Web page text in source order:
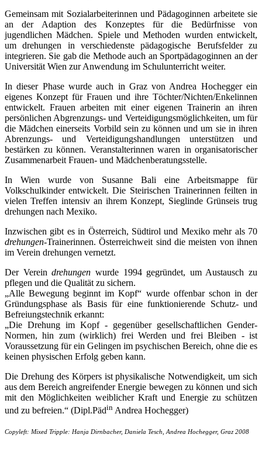
Gemeinsam mit Sozialarbeiterinnen und Pädagoginnen arbeitete sie
an der Adaption des Konzeptes für die Bedürfnisse von
jugendlichen Mädchen. Spiele und Methoden wurden entwickelt,
um drehungen in verschiedenste pädagogische Berufsfelder zu
integrieren. Sie gab die Methode auch an Sportpädagoginnen an der
Universität Wien zur Anwendung im Schulunterricht weiter.
In dieser Phase wurde auch in Graz von Andrea Hochegger ein
eigenes Konzept für Frauen und ihre Töchter/Nichten/Enkelinnen
entwickelt. Frauen arbeiten mit einer eigenen Trainerin an ihren
persönlichen Abgrenzungs- und Verteidigungsmöglichkeiten, um für
die Mädchen einerseits Vorbild sein zu können und um sie in ihren
Abrenzungs- und Verteidigungshandlungen unterstützen und
bestärken zu können. Veranstalterinnen waren in organisatorischer
Zusammenarbeit Frauen- und Mädchenberatungsstelle.
In Wien wurde von Susanne Bali eine Arbeitsmappe für
Volkschulkinder entwickelt. Die Steirischen Trainerinnen feilten in
vielen Treffen intensiv an ihrem Konzept, Sieglinde Grünseis trug
drehungen nach Mexiko.
Inzwischen gibt es in Österreich, Südtirol und Mexiko mehr als 70
drehungen-Trainerinnen. Österreichweit sind die meisten von ihnen
im Verein drehungen vernetzt.
Der Vereindrehungen wurde 1994 gegründet, um Austausch zu
pflegen und die Qualität zu sichern.
„Alle Bewegung beginnt im Kopf“ wurde offenbar schon in der
Gründungsphase als Basis für eine funktionierende Schutz- und
Befreiungstechnik erkannt:
„Die Drehung im Kopf - gegenüber gesellschaftlichen Gender-
Normen, hin zum (wirklich) frei Werden und frei Bleiben - ist
Voraussetzung für ein Gelingen im psychischen Bereich, ohne die es
keinen physischen Erfolg geben kann.
Die Drehung des Körpers ist physikalische Notwendigkeit, um sich
aus dem Bereich angreifender Energie bewegen zu können und sich
mit den Möglichkeiten weiblicher Kraft und Energie zu schützen
und zu befreien.“ (Dipl.Pädin Andrea Hochegger)
Copyleft: Mixed Tripple: Hanja Dirnbacher, Daniela Tesch, Andrea Hochegger, Graz 2008